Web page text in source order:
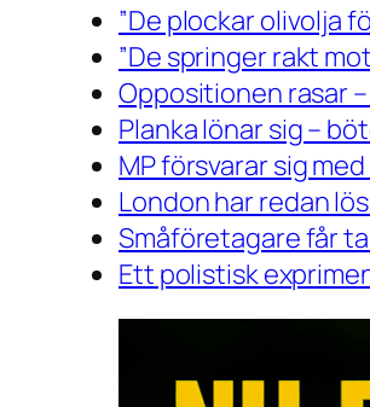
”De plockar olivolja
”De springer rakt
Oppositionen rasar
Planka lönar sig –
MP försvarar sig
London har redan
Småföretagare får
Ett polistisk